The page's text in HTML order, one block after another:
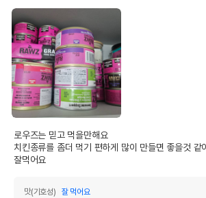
로우즈는 믿고 먹을만해요
치킨종류를 좀더 먹기 편하게 많이 만들면 좋을것 같
잘먹어요
맛(기호성)
잘 먹어요